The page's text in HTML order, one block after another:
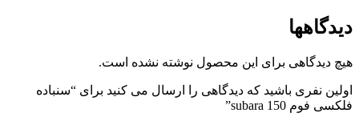
دیدگاهها
هیچ دیدگاهی برای این محصول نوشته نشده است.
اولین نفری باشید که دیدگاهی را ارسال می کنید برای “سنباده
فلکسی فوم 150 subara”